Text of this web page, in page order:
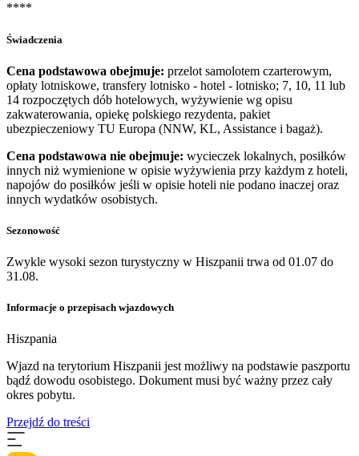
****
Świadczenia
Cena podstawowa obejmuje: przelot samolotem czarterowym,
opłaty lotniskowe, transfery lotnisko - hotel - lotnisko; 7, 10, 11 lub
14 rozpoczętych dób hotelowych, wyżywienie wg opisu
zakwaterowania, opiekę polskiego rezydenta, pakiet
ubezpieczeniowy TU Europa (NNW, KL, Assistance i bagaż).
Cena podstawowa nie obejmuje: wycieczek lokalnych, posiłków
innych niż wymienione w opisie wyżywienia przy każdym z hoteli,
napojów do posiłków jeśli w opisie hoteli nie podano inaczej oraz
innych wydatków osobistych.
Sezonowość
Zwykle wysoki sezon turystyczny w Hiszpanii trwa od 01.07 do
31.08.
Informacje o przepisach wjazdowych
Hiszpania
​Wjazd na terytorium Hiszpanii jest możliwy na podstawie paszportu
bądź dowodu osobistego. Dokument musi być ważny przez cały
okres pobytu.
Przejdź do treści